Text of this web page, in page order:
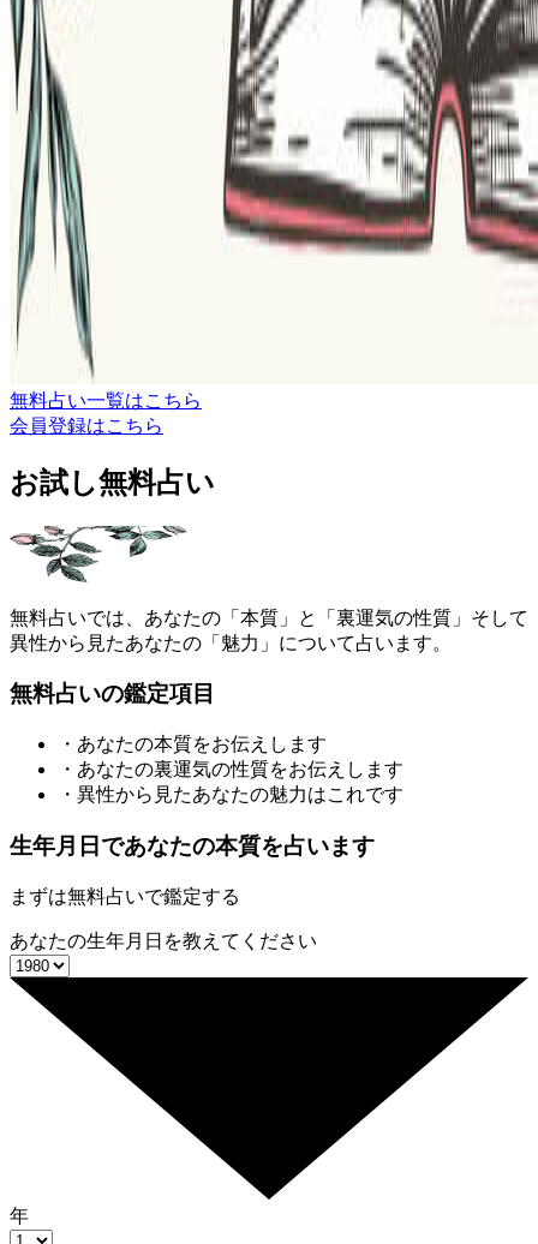
無料占い一覧はこちら
会員登録はこちら
お試し無料占い
無料占いでは、あなたの「本質」と「裏運気の性質」そして
異性から見たあなたの「魅力」について占います。
無料占いの鑑定項目
・あなたの本質をお伝えします
・あなたの裏運気の性質をお伝えします
・異性から見たあなたの魅力はこれです
生年月日であなたの本質を占います
まずは無料占いで鑑定する
あなたの生年月日を教えてください
年